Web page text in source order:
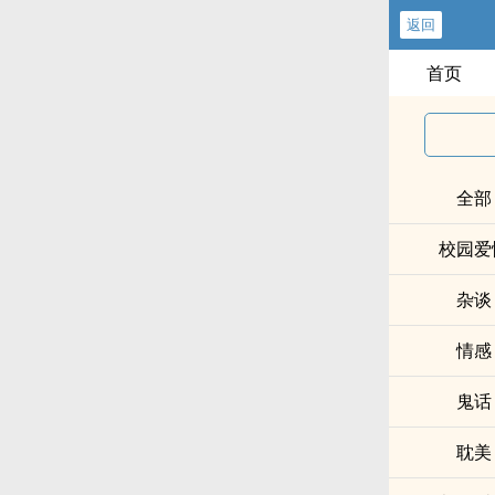
返回
首页
全部
校园
杂谈
情感
鬼话
耽美